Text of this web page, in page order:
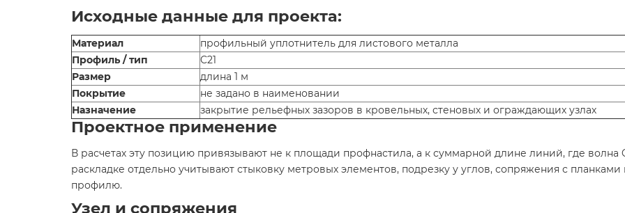
Исходные данные для проекта:
Материал
профильный уплотнитель для листового металла
Профиль / тип
C21
Размер
длина 1 м
Покрытие
не задано в наименовании
Назначение
закрытие рельефных зазоров в кровельных, стеновых и ограждающих узлах
Проектное применение
В расчетах эту позицию привязывают не к площади профнастила, а к суммарной длине линий, где волна
раскладке отдельно учитывают стыковку метровых элементов, подрезку у углов, сопряжения с
профилю.
Узел и сопряжения